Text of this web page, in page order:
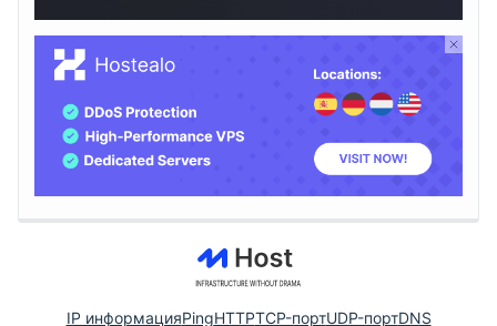
IP информацияPingHTTPTCP-портUDP-портDNS